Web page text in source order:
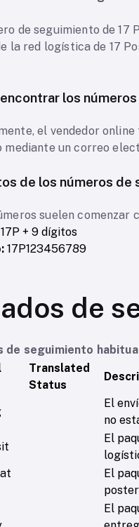
de seguimiento de
la red logística de 17
los
el vendedor
mediante un correo
de los números
suelen
17P + 9 dígitos
17P123456789
de
de seguimiento
Translated
Status
El
no
El
El
El